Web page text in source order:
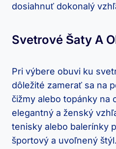
dosiahnuť dokonalý
Svetrové‍ Šaty A
Pri výbere ⁣obuvi ku
dôležité zamerať⁣ sa na⁤
čižmy ‍alebo topánky na
elegantný a ⁤ženský​
tenisky alebo balerínky
športový a uvoľnený